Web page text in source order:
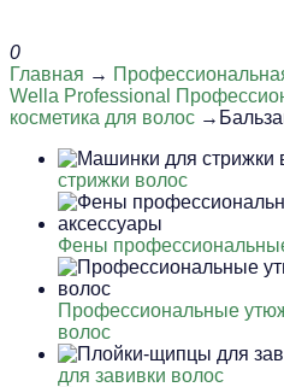
0
Главная →
Wella Professional
косметика для волос
стрижки волос
Фены
Профессиональные
волос
для завивки волос